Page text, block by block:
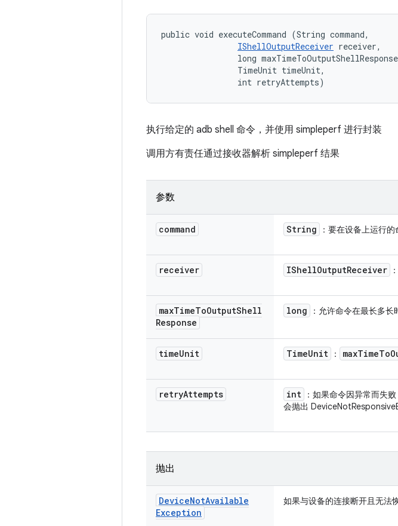
public void executeCommand (String command,
IShellOutputReceiver receiver,
long
                TimeUnit timeUnit,
                int retryAttempts)
执行给定的 adb shell 命令，并使用 simpleperf 进行封装
调用方有责任通过接收器解析 simpleperf 结果
参数
command String ：要在设备上运行的
receiver IShellOutputReceiver
maxTimeToOutputShell
Response
long ：允许命令在最长多
timeUnit TimeUnit ： maxTimeTo
retryAttempts int ：如果命令因异常而失
会抛出
抛出
DeviceNotAvailable
Exception
如果与设备的连接断开且无法